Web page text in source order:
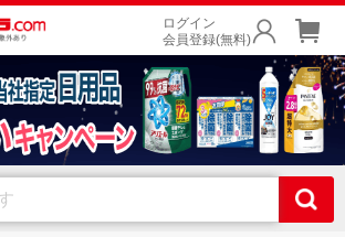
ログイン
会員登録(無料)